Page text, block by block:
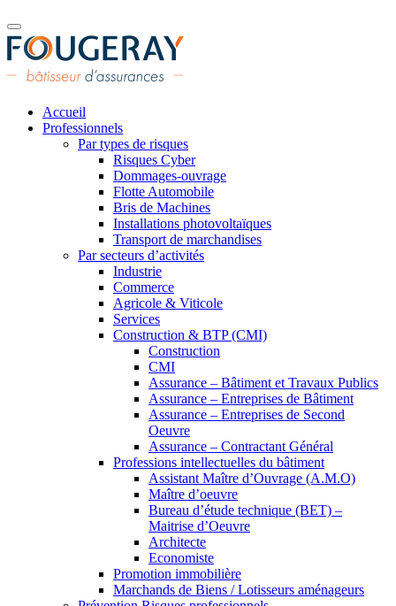
Accueil
Professionnels
Par types de risques
Risques Cyber
Dommages-ouvrage
Flotte Automobile
Bris de Machines
Installations photovoltaïques
Transport de marchandises
Par secteurs d’activités
Industrie
Commerce
Agricole & Viticole
Services
Construction & BTP (CMI)
Construction
CMI
Assurance – Bâtiment et Travaux Publics
Assurance – Entreprises de Bâtiment
Assurance – Entreprises de Second
Oeuvre
Assurance – Contractant Général
Professions intellectuelles du bâtiment
Assistant Maître d’Ouvrage (A.M.O)
Maître d’oeuvre
Bureau d’étude technique (BET) –
Maitrise d’Oeuvre
Architecte
Economiste
Promotion immobilière
Marchands de Biens / Lotisseurs aménageurs